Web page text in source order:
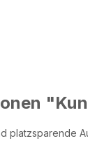
platzsparende